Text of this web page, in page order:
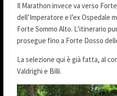
Il Marathon invece va verso
dell’Imperatore e l’ex Ospedale
Forte Sommo Alto. L’itinerario
prosegue fino a Forte Dosso
La selezione qui è già fatta, al
Valdrighi e Billi.